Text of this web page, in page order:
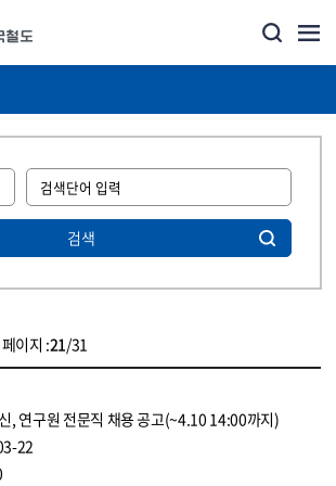
검색
이지 :21/31
, 연구원 전문직 채용 공고(~4.10 14:00까지)
22